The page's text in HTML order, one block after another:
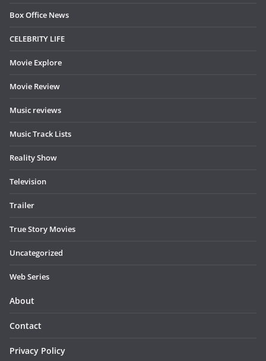
Box Office News
CELEBRITY LIFE
Movie Explore
Movie Review
Music reviews
Music Track Lists
Reality Show
Television
Trailer
True Story Movies
Uncategorized
Web Series
About
Contact
Privacy Policy